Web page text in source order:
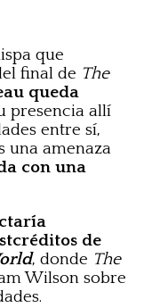
que
final de The
queda
presencia allí
entre sí,
una amenaza
con una
de
, donde The
Wilson sobre